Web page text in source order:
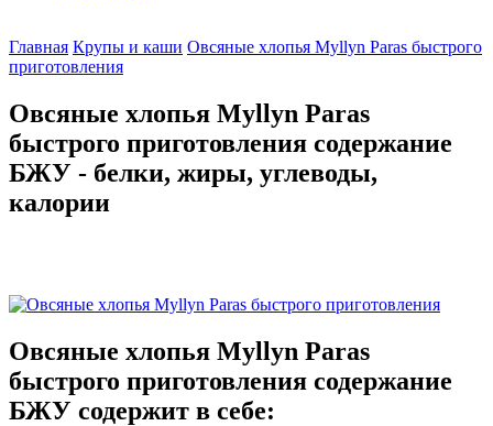
Главная Крупы и каши Овсяные хлопья Myllyn Paras быстрого
приготовления
Овсяные хлопья Myllyn Paras
быстрого приготовления содержание
БЖУ - белки, жиры, углеводы,
калории
Овсяные хлопья Myllyn Paras
быстрого приготовления содержание
БЖУ содержит в себе: